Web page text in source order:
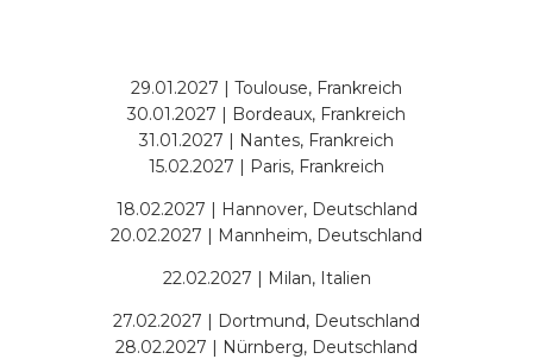
29.01.2027 | Toulouse, Frankreich
30.01.2027 | Bordeaux, Frankreich
31.01.2027 | Nantes, Frankreich
15.02.2027 | Paris, Frankreich
18.02.2027 | Hannover, Deutschland
20.02.2027 | Mannheim, Deutschland
22.02.2027 | Milan, Italien
27.02.2027 | Dortmund, Deutschland
28.02.2027 | Nürnberg, Deutschland